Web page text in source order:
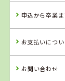
詳 細
申込から卒業
お支払いにつ
お問い合わせ